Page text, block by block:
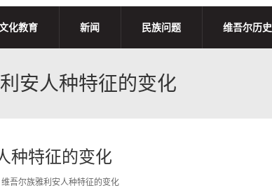
化教育 新闻 民族问题 维吾尔历史
安人种特征的变化
种特征的变化
吾尔族雅利安人种特征的变化